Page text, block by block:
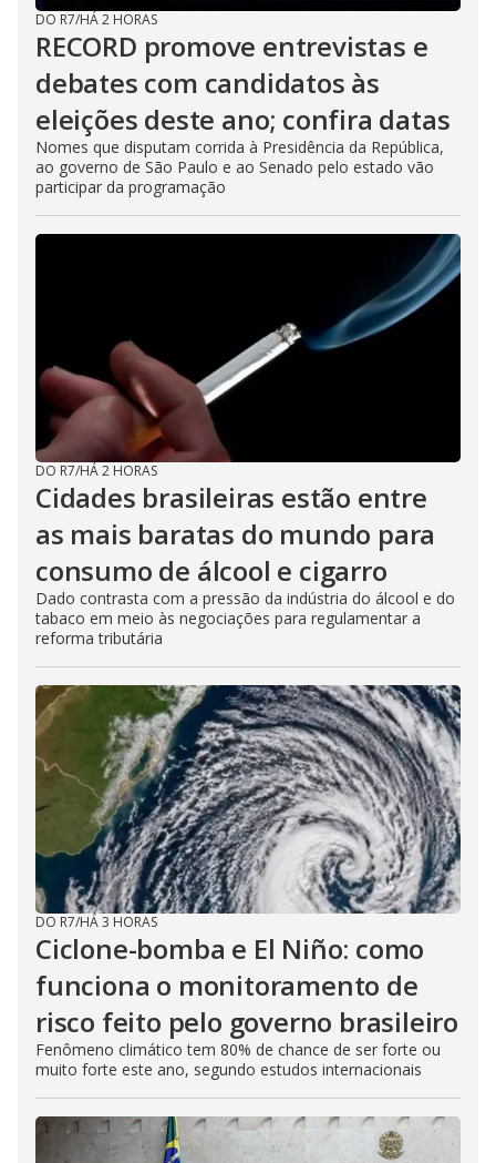
DO R7/HÁ 2 HORAS
RECORD promove entrevistas e
debates com candidatos às
eleições deste ano; confira datas
Nomes que disputam corrida à Presidência da República,
ao governo de São Paulo e ao Senado pelo estado vão
participar da programação
DO R7/HÁ 2 HORAS
Cidades brasileiras estão entre
as mais baratas do mundo para
consumo de álcool e cigarro
Dado contrasta com a pressão da indústria do álcool e do
tabaco em meio às negociações para regulamentar a
reforma tributária
DO R7/HÁ 3 HORAS
Ciclone-bomba e El Niño: como
funciona o monitoramento de
risco feito pelo governo brasileiro
Fenômeno climático tem 80% de chance de ser forte ou
muito forte este ano, segundo estudos internacionais